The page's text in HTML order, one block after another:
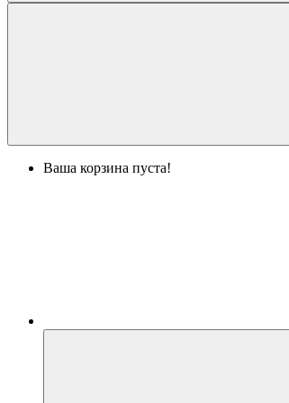
Ваша корзина пуста!